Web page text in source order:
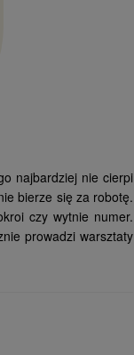
najbardziej nie cierpi
bierze się za robotę.
czy wytnie numer.
prowadzi warsztaty